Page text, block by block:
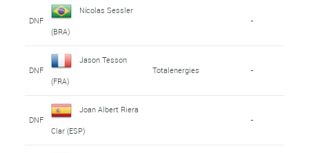
DNF
Nícolas Sessler
(BRA)
-
DNF
Jason Tesson
(FRA)
Totalenergies -
DNF
Joan Albert Riera
Clar (ESP)
-